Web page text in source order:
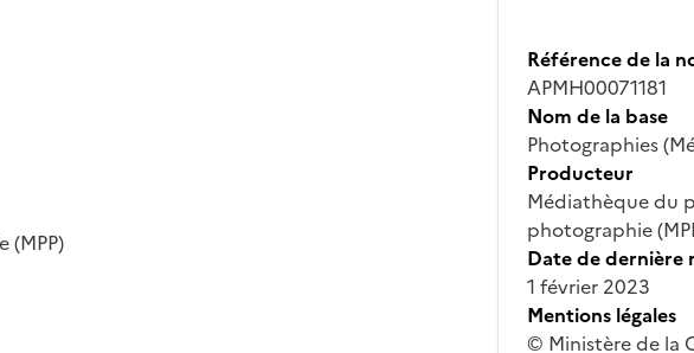
Référence de la
APMH00071181
Nom de la base
Photographies
Producteur
Médiathèque du
photographie
Date de dernière
1 février 2023
Mentions légales
© Ministère de la